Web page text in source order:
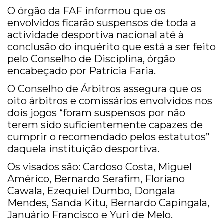
O órgão da FAF informou que os
envolvidos ficarão suspensos de toda a
actividade desportiva nacional até à
conclusão do inquérito que está a ser feito
pelo Conselho de Disciplina, órgão
encabeçado por Patrícia Faria.
O Conselho de Árbitros assegura que os
oito árbitros e comissários envolvidos nos
dois jogos “foram suspensos por não
terem sido suficientemente capazes de
cumprir o recomendado pelos estatutos”
daquela instituição desportiva.
Os visados são: Cardoso Costa, Miguel
Américo, Bernardo Serafim, Floriano
Cawala, Ezequiel Dumbo, Dongala
Mendes, Sanda Kitu, Bernardo Capingala,
Januário Francisco e Yuri de Melo.